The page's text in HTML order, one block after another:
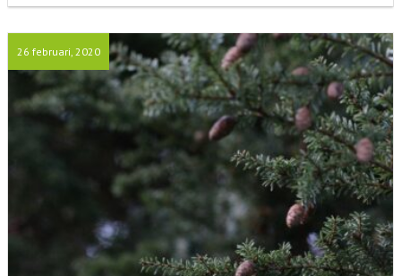
26 februari, 2020